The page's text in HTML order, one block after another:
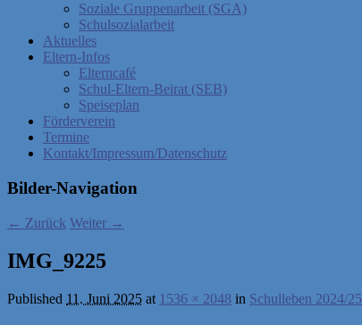
Soziale Gruppenarbeit (SGA)
Schulsozialarbeit
Aktuelles
Eltern-Infos
Elterncafé
Schul-Eltern-Beirat (SEB)
Speiseplan
Förderverein
Termine
Kontakt/Impressum/Datenschutz
Bilder-Navigation
← Zurück Weiter →
IMG_9225
Published 11. Juni 2025 at 1536 × 2048 in Schulleben 2024/25